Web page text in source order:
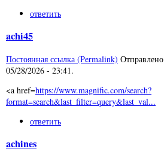
ответить
achi45
Постоянная ссылка (Permalink) Отправлено
05/28/2026 - 23:41.
<a href=https://www.magnific.com/search?
format=search&last_filter=query&last_val...
ответить
achines